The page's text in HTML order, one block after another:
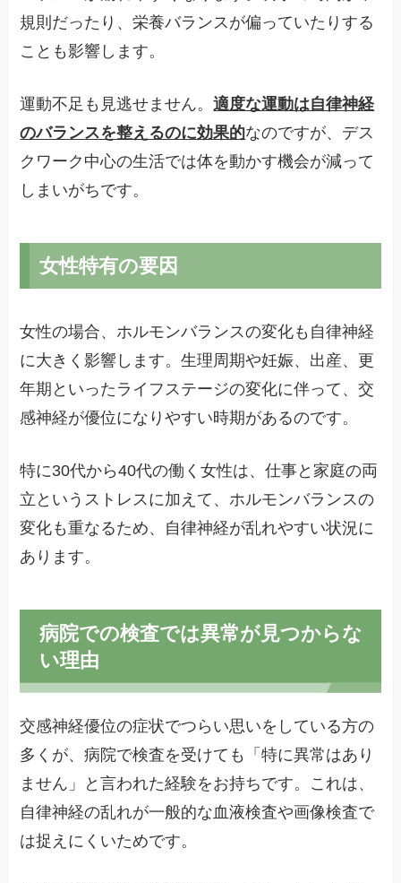
規則だったり、栄養バランスが偏っていたりする
ことも影響します。
運動不足も見逃せません。適度な運動は自律神経
のバランスを整えるのに効果的なのですが、デス
クワーク中心の生活では体を動かす機会が減って
しまいがちです。
女性特有の要因
女性の場合、ホルモンバランスの変化も自律神経
に大きく影響します。生理周期や妊娠、出産、更
年期といったライフステージの変化に伴って、交
感神経が優位になりやすい時期があるのです。
特に30代から40代の働く女性は、仕事と家庭の両
立というストレスに加えて、ホルモンバランスの
変化も重なるため、自律神経が乱れやすい状況に
あります。
病院での検査では異常が見つからな
い理由
交感神経優位の症状でつらい思いをしている方の
多くが、病院で検査を受けても「特に異常はあり
ません」と言われた経験をお持ちです。これは、
自律神経の乱れが一般的な血液検査や画像検査で
は捉えにくいためです。